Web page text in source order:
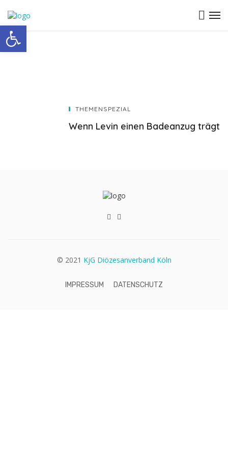
THEMENSPEZIAL
Wenn Levin einen Badeanzug trägt
© 2021 KjG Diözesanverband Köln
IMPRESSUM DATENSCHUTZ
Open toolbar